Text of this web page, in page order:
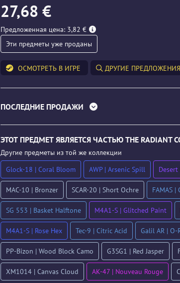
27,68 €
Предложенная цена: 3,82 €
Эти предметы уже проданы
ОСМОТРЕТЬ В ИГРЕ ДРУГИЕ ПРЕДЛОЖЕНИЯ
ПОСЛЕДНИЕ ПРОДАЖИ
ЭТОТ ПРЕДМЕТ ЯВЛЯЕТСЯ ЧАСТЬЮ THE RADIANT
Другие предметы из той же коллекции
Glock-18 | Coral Bloom
AWP | Arsenic Spill
MAC-10 | Bronzer SCAR-20 | Short Ochre FAMAS |
SG 553 | Basket Halftone M4A1-S | Glitched Paint
M4A1-S | Rose Hex Tec-9 | Citric Acid Galil AR | O-
PP-Bizon | Wood Block Camo G3SG1 | Red Jasper
XM1014 | Canvas Cloud AK-47 | Nouveau Rouge